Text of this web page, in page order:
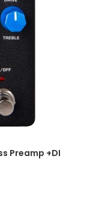
Preamp +DI